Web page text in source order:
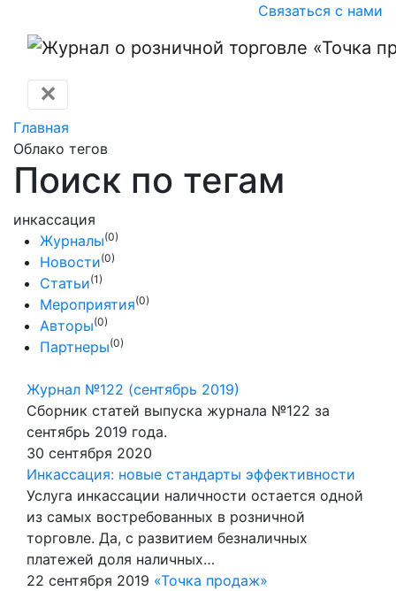
Связаться с нами
✕
Главная
Облако тегов
Поиск по тегам
инкассация
Журналы(0)
Новости(0)
Статьи(1)
Мероприятия(0)
Авторы(0)
Партнеры(0)
Журнал №122 (сентябрь 2019)
Сборник статей выпуска журнала №122 за
сентябрь 2019 года.
30 сентября 2020
Инкассация: новые стандарты эффективности
Услуга инкассации наличности остается одной
из самых востребованных в розничной
торговле. Да, с развитием безналичных
платежей доля наличных…
22 сентября 2019 «Точка продаж»